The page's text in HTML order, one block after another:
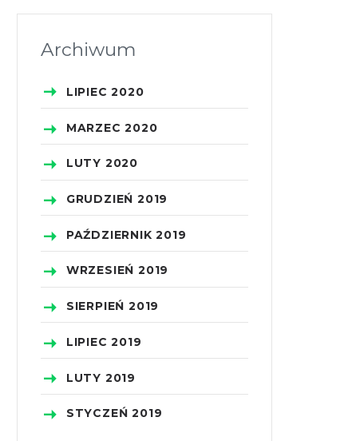
Archiwum
LIPIEC2020
MARZEC2020
LUTY 2020
GRUDZIEŃ 2019
PAŹDZIERNIK2019
WRZESIEŃ 2019
SIERPIEŃ 2019
LIPIEC2019
LUTY 2019
STYCZEŃ2019